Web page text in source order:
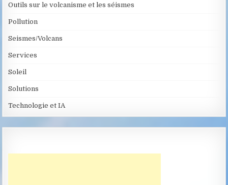
Outils sur le volcanisme et les séismes
Pollution
Seismes/Volcans
Services
Soleil
Solutions
Technologie et IA